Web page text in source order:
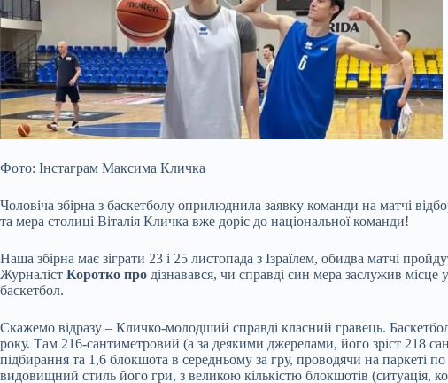
Фото: Інстаграм Максима Кличка
Чоловіча збірна з баскетболу оприлюднила заявку команди на матчі
та мера столиці Віталія Кличка вже доріс до національної команди!
Наша збірна має зіграти 23 і 25 листопада з Ізраїлем, обидва матчі
Журналіст Коротко про дізнавався, чи справді син мера заслужив
баскетбол.
Скажемо відразу – Кличко-молодший справді класний гравець.
року. Там 216-сантиметровий (а за деякими джерелами, його зріст 218
підбирання та 1,6 блокшота в середньому за гру, проводячи на
видовищний стиль його гри, з великою кількістю блокшотів (ситуація,